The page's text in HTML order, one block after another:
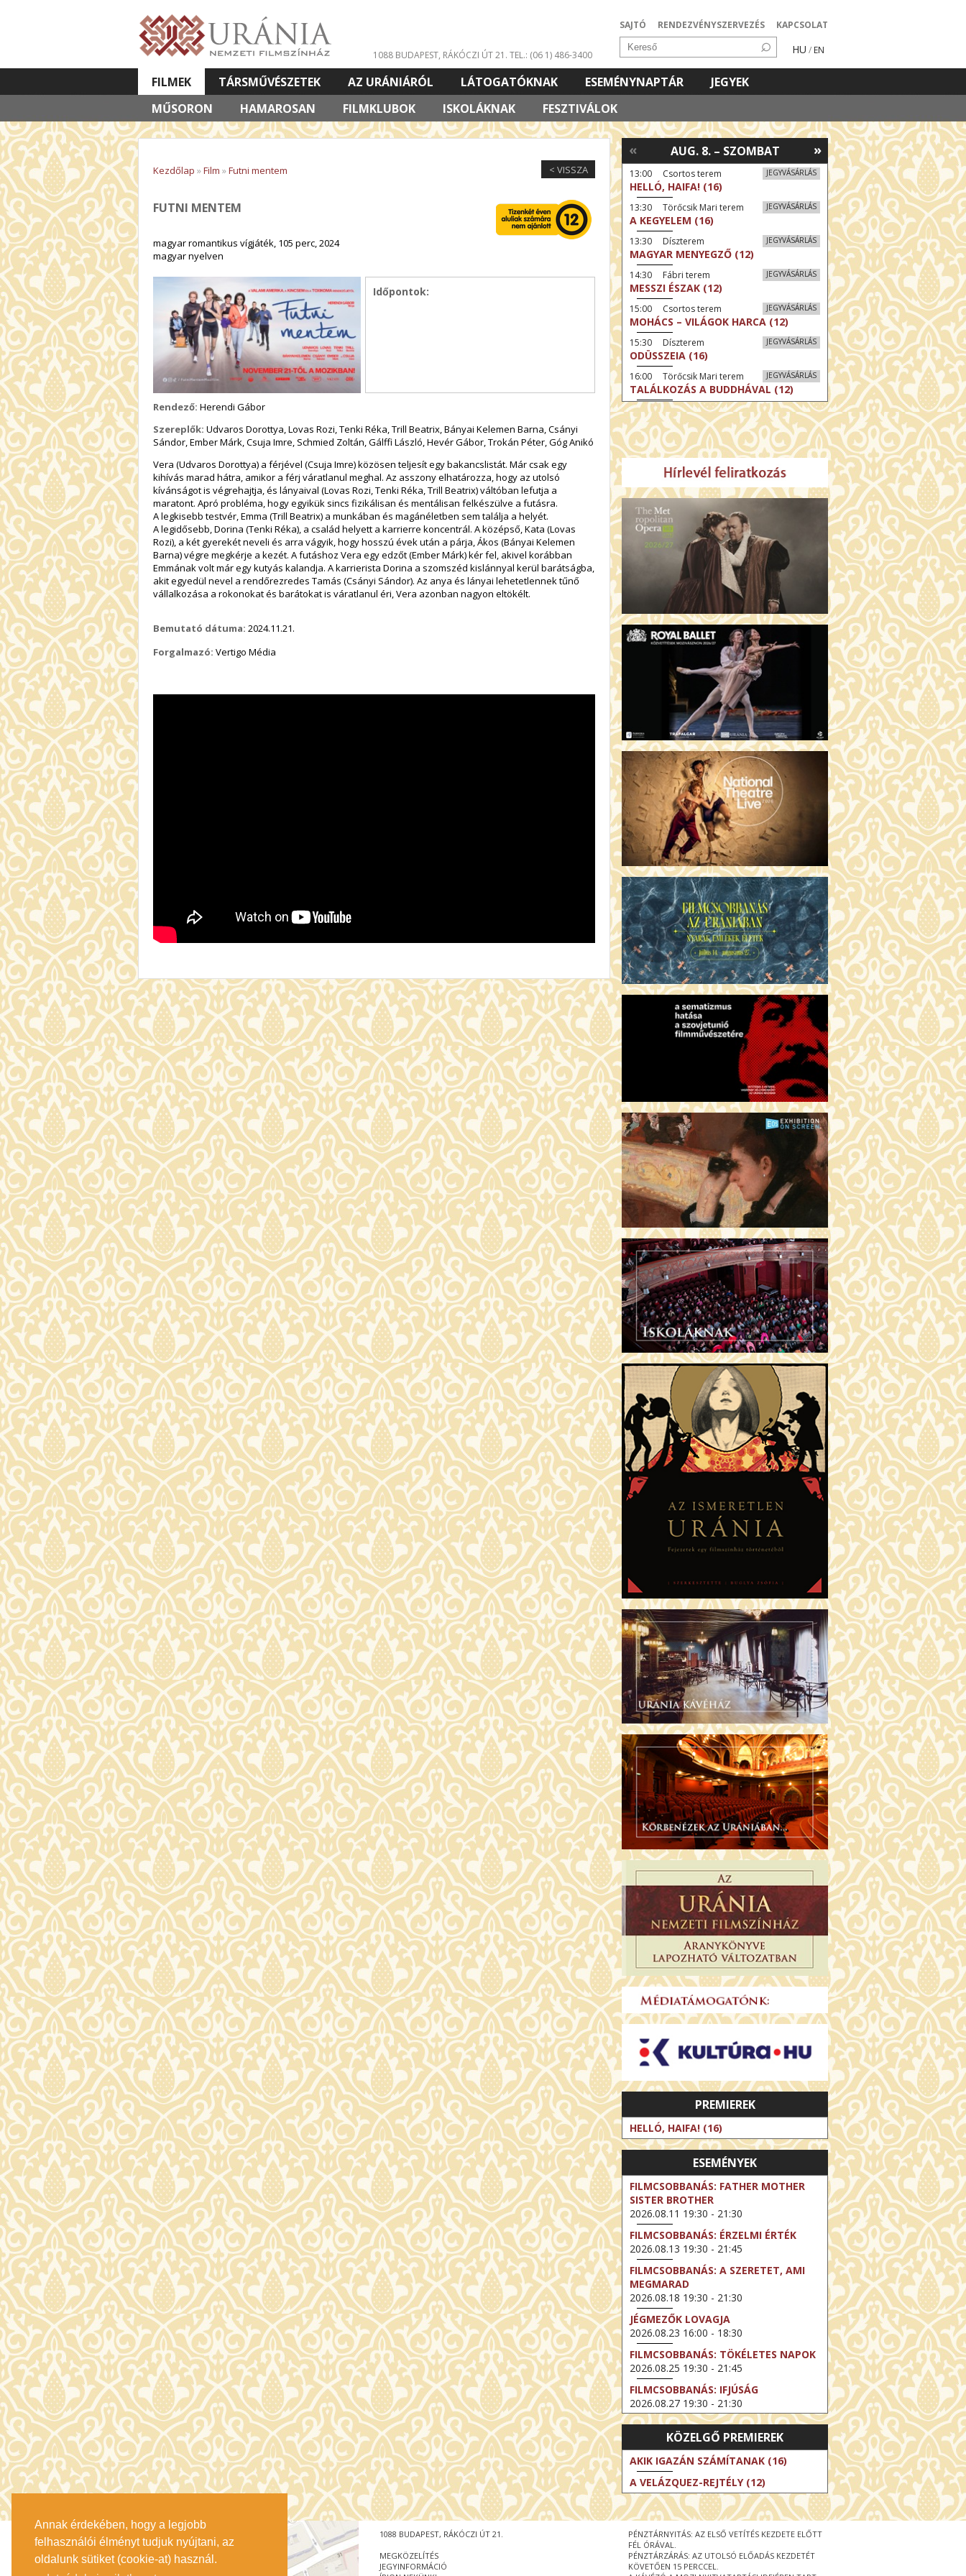
Annak érdekében, hogy a legjobb
felhasználói élményt tudjuk nyújtani, az
oldalunk sütiket (cookie-at) használ.
SAJTÓ RENDEZVÉNYSZERVEZÉS KAPCSOLAT
HU / EN
1088 BUDAPEST, RÁKÓCZI ÚT 21. TEL.: (06 1) 486-3400
FILMEK
MŰSORON
HAMAROSAN FILMKLUBOK ISKOLÁKNAK FESZTIVÁLOK
TÁRSMŰVÉSZETEK AZ URÁNIÁRÓL LÁTOGATÓKNAK ESEMÉNYNAPTÁR
JEGYEK
VETÍTETT KÉPES ELŐADÁSOK
< VISSZA
Kezdőlap »Film »Futni mentem
FUTNI MENTEM
magyar romantikus vígjáték, 105 perc, 2024
magyar nyelven
Időpontok:
Rendező: Herendi Gábor
Szereplők: Udvaros Dorottya, Lovas Rozi, Tenki Réka, Trill Beatrix, Bányai Kelemen Barna, Csányi
Sándor, Ember Márk, Csuja Imre, Schmied Zoltán, Gálffi László, Hevér Gábor, Trokán Péter, Góg Anikó
Vera (Udvaros Dorottya) a férjével (Csuja Imre) közösen teljesít egy bakancslistát. Már csak egy
kihívás marad hátra, amikor a férj váratlanul meghal. Az asszony elhatározza, hogy az utolsó
kívánságot is végrehajtja, és lányaival (Lovas Rozi, Tenki Réka, Trill Beatrix) váltóban lefutja a
maratont. Apró probléma, hogy egyikük sincs fizikálisan és mentálisan felkészülve a futásra.
A legkisebb testvér, Emma (Trill Beatrix) a munkában és magánéletben sem találja a helyét.
A legidősebb, Dorina (Tenki Réka), a család helyett a karrierre koncentrál. A középső, Kata (Lovas
Rozi), a két gyerekét neveli és arra vágyik, hogy hosszú évek után a párja, Ákos (Bányai Kelemen
Barna) végre megkérje a kezét. A futáshoz Vera egy edzőt (Ember Márk) kér fel, akivel korábban
Emmának volt már egy kutyás kalandja. A karrierista Dorina a szomszéd kislánnyal kerül barátságba,
akit egyedül nevel a rendőrezredes Tamás (Csányi Sándor). Az anya és lányai lehetetlennek tűnő
vállalkozása a rokonokat és barátokat is váratlanul éri, Vera azonban nagyon eltökélt.
Bemutató dátuma: 2024.11.21.
Forgalmazó: Vertigo Média
»
AUG. 8. – SZOMBAT
«
JEGYVÁSÁRLÁS
13:00 Csortos terem
HELLÓ, HAIFA! (16)
JEGYVÁSÁRLÁS
13:30 Törőcsik Mari terem
A KEGYELEM (16)
JEGYVÁSÁRLÁS
13:30 Díszterem
MAGYAR MENYEGZŐ (12)
JEGYVÁSÁRLÁS
14:30 Fábri terem
MESSZI ÉSZAK (12)
JEGYVÁSÁRLÁS
15:00 Csortos terem
MOHÁCS – VILÁGOK HARCA (12)
JEGYVÁSÁRLÁS
15:30 Díszterem
ODÜSSZEIA (16)
JEGYVÁSÁRLÁS
16:00 Törőcsik Mari terem
TALÁLKOZÁS A BUDDHÁVAL (12)
JEGYVÁSÁRLÁS
17:00 Fábri terem
MOMO (12)
JEGYVÁSÁRLÁS
17:00 Csortos terem
ARGENTIN TÖRTÉNETEK (16)
JEGYVÁSÁRLÁS
19:00 Fábri terem
AZ ÖRDÖG PRADÁT VISEL 2. (12)
19:00 Csortos terem
ÁDÁM ALMÁI (16)
JEGYVÁSÁRLÁS
19:00 Törőcsik Mari terem
HOGYAN TUDNÉK ÉLNI
NÉLKÜLED? (12)
JEGYVÁSÁRLÁS
19:00 Díszterem
ODÜSSZEIA (16)
PREMIEREK
HELLÓ, HAIFA! (16)
ESEMÉNYEK
FILMCSOBBANÁS: FATHER MOTHER
SISTER BROTHER
2026.08.11 19:30 - 21:30
FILMCSOBBANÁS: ÉRZELMI ÉRTÉK
2026.08.13 19:30 - 21:45
FILMCSOBBANÁS: A SZERETET, AMI
MEGMARAD
2026.08.18 19:30 - 21:30
JÉGMEZŐK LOVAGJA
2026.08.23 16:00 - 18:30
FILMCSOBBANÁS: TÖKÉLETES NAPOK
2026.08.25 19:30 - 21:45
FILMCSOBBANÁS: IFJÚSÁG
2026.08.27 19:30 - 21:30
EXHIBITION ON SCREEN: VINCENT
VAN GOGH - ÚJ LÁTÁSMÓD
2026.08.30 11:00 - 12:30
NT LIVE / DAVID IRELAND: THE FIFTH
STEP
2026.09.01 19:00 - 21:00
BERLIN ELESTE
2026.09.13 16:00 - 19:00
NT LIVE / OSCAR WILDE: THE
IMPORTANCE OF BEING EARNEST
KÖZELGŐ PREMIEREK
AKIK IGAZÁN SZÁMÍTANAK (16)
A VELÁZQUEZ-REJTÉLY (12)
PÉNZTÁRNYITÁS: AZ ELSŐ VETÍTÉS KEZDETE ELŐTT
FÉL ÓRÁVAL.
PÉNZTÁRZÁRÁS: AZ UTOLSÓ ELŐADÁS KEZDETÉT
KÖVETŐEN 15 PERCCEL.
1088 BUDAPEST, RÁKÓCZI ÚT 21.
MEGKÖZELÍTÉS
JEGYINFORMÁCIÓ